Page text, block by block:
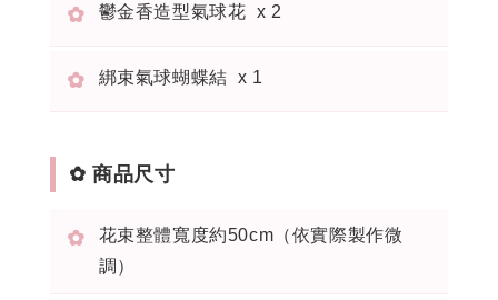
✿ 鬱金香造型氣球花 x 2
✿ 綁束氣球蝴蝶結 x 1
✿ 商品尺寸
✿
花束整體寬度約50cm（依實際製作微
調）